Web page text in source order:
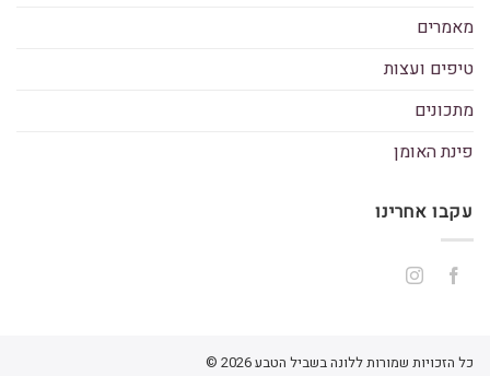
מאמרים
טיפים ועצות
מתכונים
פינת האומן
עקבו אחרינו
כל הזכויות שמורות ללונה בשביל הטבע 2026 ©